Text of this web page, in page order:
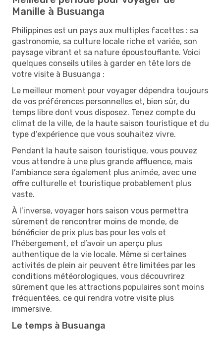
Manille à Busuanga
Philippines est un pays aux multiples facettes : sa
gastronomie, sa culture locale riche et variée, son
paysage vibrant et sa nature époustouflante. Voici
quelques conseils utiles à garder en tête lors de
votre visite à Busuanga :
Le meilleur moment pour voyager dépendra toujours
de vos préférences personnelles et, bien sûr, du
temps libre dont vous disposez. Tenez compte du
climat de la ville, de la haute saison touristique et du
type d’expérience que vous souhaitez vivre.
Pendant la haute saison touristique, vous pouvez
vous attendre à une plus grande affluence, mais
l’ambiance sera également plus animée, avec une
offre culturelle et touristique probablement plus
vaste.
À l’inverse, voyager hors saison vous permettra
sûrement de rencontrer moins de monde, de
bénéficier de prix plus bas pour les vols et
l’hébergement, et d’avoir un aperçu plus
authentique de la vie locale. Même si certaines
activités de plein air peuvent être limitées par les
conditions météorologiques, vous découvrirez
sûrement que les attractions populaires sont moins
fréquentées, ce qui rendra votre visite plus
immersive.
Le temps à Busuanga